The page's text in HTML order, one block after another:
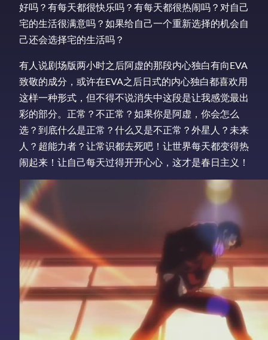
好吗？有每天都很快乐吗？有每天都很热闹吗？对自己
宅的生活很满意吗？如果给自己一个重新选择的机会自
己还会选择宅的生活吗？
有人说剧场版两小时之后阿虚的那段内心独白有向EVA
致敬的成分，或许在EVA之后日式的内心独白都喜欢用
这样一种形式，但不得不说消失中这段是让我感觉最出
彩的部分。正常？不正常？如果你是阿虚，你会怎么
选？到底什么是正常？什么又是不正常？外星人？未来
人？超能力者？让常识都去死吧！让世界每天都变得热
闹起来！让自己每天过得开开心心，这才是春日主义！